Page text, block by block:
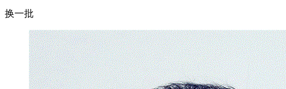
换一批